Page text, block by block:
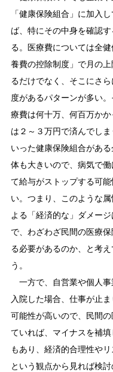
「健康保険組合」に加入
ば、特にその中身を確認
る。医療費については全
養費の控除制度」で月の
るだけでなく、そこにさ
度があるパターンが多い
療費は何十万、何百万か
は２～３万円で済んでし
いった健康保険組合があ
体も大きいので、病気で
て給与がストップする可
い。つまり、このような
よる「経済的な」ダメー
で、わざわざ民間の医療
る必要があるのか、と考
う。
一方で、自営業や個人事
入院した場合、仕事が止
可能性が高いので、民間
ていれば、マイナスを補
もあり、経済的合理性や
という観点から見れば検